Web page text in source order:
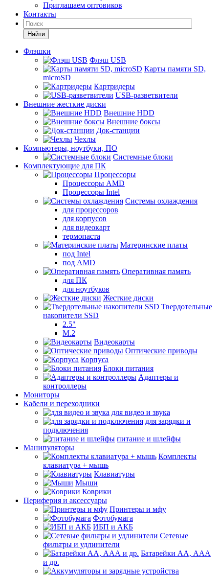
Приглашаем оптовиков
Контакты
Найти
Флэшки
Флэш USB
Карты памяти SD,
microSD
Картридеры
USB-разветвители
Внешние жесткие диски
Внешние HDD
Внешние боксы
Док-станции
Чехлы
Компьютеры, ноутбуки, ПО
Системные блоки
Комплектующие для ПК
Процессоры
Процессоры AMD
Процессоры Intel
Системы охлаждения
для процессоров
для корпусов
для видеокарт
термопаста
Материнские платы
под Intel
под AMD
Оперативная память
для ПК
для ноутбуков
Жесткие диски
Твердотельные
накопители SSD
2.5"
M.2
Видеокарты
Оптические приводы
Корпуса
Блоки питания
Адаптеры и
контроллеры
Мониторы
Кабели и переходники
для видео и звука
для зарядки и
подключения
питание и шлейфы
Манипуляторы
Комплекты
клавиатура + мышь
Клавиатуры
Мыши
Коврики
Периферия и аксессуары
Принтеры и мфу
Фотобумага
ИБП и АКБ
Сетевые
фильтры и удлинители
Батарейки АА, ААА
и др.